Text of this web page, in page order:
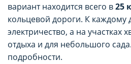
вариант находится всего в25
кольцевой дороги. К каждому
электричество, а на участках
отдыха и для небольшого
подробности.